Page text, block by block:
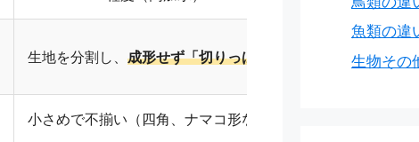
生地を分割し、 成形せず「切りっぱなし」 で焼く。
小さめで不揃い（四角、ナマコ形など）
魚類の違
生物その